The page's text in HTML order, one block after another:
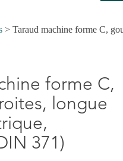
> Taraud machine forme C,
forme C,
longue
371)